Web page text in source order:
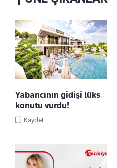
Yabancının gidişi lüks
konutu vurdu!
Kaydet